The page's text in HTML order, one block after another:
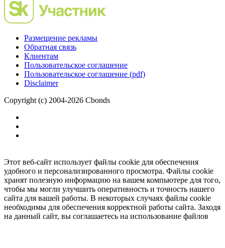
Размещение рекламы
Обратная связь
Клиентам
Пользовательское соглашение
Пользовательское соглашение (pdf)
Disclaimer
Copyright (c) 2004-2026 Cbonds
Этот веб-сайт использует файлы cookie для обеспечения
удобного и персонализированного просмотра. Файлы cookie
хранят полезную информацию на вашем компьютере для того,
чтобы мы могли улучшить оперативность и точность нашего
сайта для вашей работы. В некоторых случаях файлы cookie
необходимы для обеспечения корректной работы сайта. Заходя
на данный сайт, вы соглашаетесь на использование файлов